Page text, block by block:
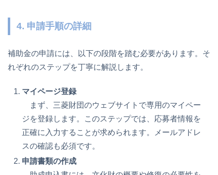
4. 申請手順の詳細
補助金の申請には、以下の段階を踏む必要があります。そ
れぞれのステップを丁寧に解説します。
マイページ登録
まず、三菱財団のウェブサイトで専用のマイペー
ジを登録します。このステップでは、応募者情報を
正確に入力することが求められます。メールアドレ
スの確認も必須です。
申請書類の作成